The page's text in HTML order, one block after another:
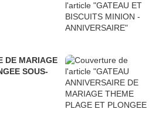
DE MARIAGE
SOUS-